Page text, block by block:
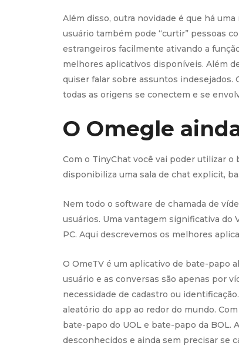
Além disso, outra novidade é que há
usuário também pode “curtir” pessoas
estrangeiros facilmente ativando a
melhores aplicativos disponíveis. Além
quiser falar sobre assuntos indesejados.
todas as origens se conectem e se
O Omegle
Com o TinyChat você vai poder utilizar
disponibiliza uma sala de chat explicit,
Nem todo o software de chamada de
usuários. Uma vantagem significativa
PC. Aqui descrevemos os melhores
O OmeTV é um aplicativo de bate-papo
usuário e as conversas são apenas por
necessidade de cadastro ou
aleatório do app ao redor do mundo.
bate-papo do UOL e bate-papo da BOL.
desconhecidos e ainda sem precisar se